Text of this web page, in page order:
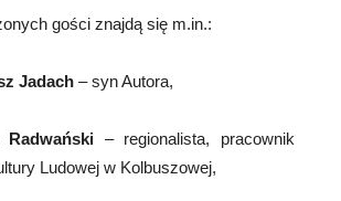
gości znajdą się m.in.:
Jadach – syn Autora,
– regionalista, pracownik
Ludowej w Kolbuszowej,